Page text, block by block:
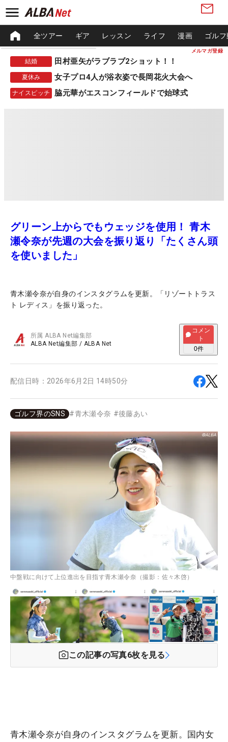
メルマガ登録
全ツアー ギア レッスン ライフ 漫画 ゴル
結婚 田村亜矢がラブラブ2ショット！！
夏休み 女子プロ4人が浴衣姿で長岡花火大会へ
ナイスピッチ 脇元華がエスコンフィールドで始球式
グリーン上からでもウェッジを使用！ 青木
瀬令奈が先週の大会を振り返り「たくさん頭
を使いました」
青木瀬令奈が自身のインスタグラムを更新。「リゾートトラス
ト レディス」を振り返った。
所属ALBA Net編集部
ALBA Net編集部 / ALBA Net
コメン
ト
0件
配信日時： 2026年6月2日 14時50分
ゴルフ界のSNS #青木瀬令奈 #後藤あい
中盤戦に向けて上位進出を目指す青木瀬令奈（撮影：佐々木啓）
この記事の写真6枚を見る
青木瀬令奈が自身のインスタグラムを更新。国内女